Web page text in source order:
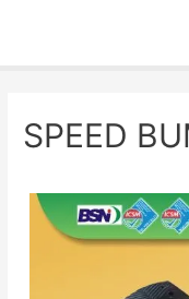
SPEED